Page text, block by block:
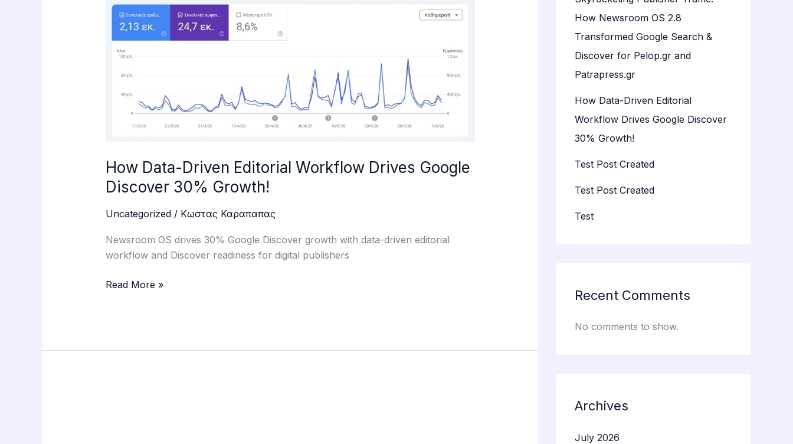
How Data-Driven Editorial Workflow Drives Google
Discover 30% Growth!
Uncategorized/ Κωστας Καραπαπας
Newsroom OS drives 30% Google Discover growth with data-driven editorial
workflow and Discover readiness for digital publishers
Editorial
Workflow
Google
Discover
30%
Growth!
Read More »
How Newsroom OS 2.8
Transformed Google Search &
Discover for Pelop.gr and
Patrapress.gr
How Data-Driven Editorial
Workflow Drives Google Discover
30% Growth!
Test Post Created
Test Post Created
Test
Recent Comments
No comments to show.
Archives
July 2026